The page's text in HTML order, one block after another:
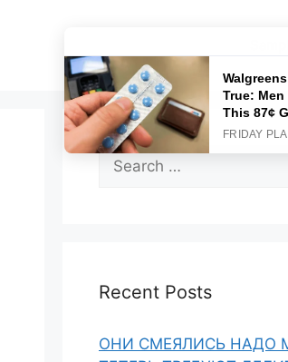
Search
for:
Recent Posts
ОНИ СМЕЯЛИСЬ НАДО